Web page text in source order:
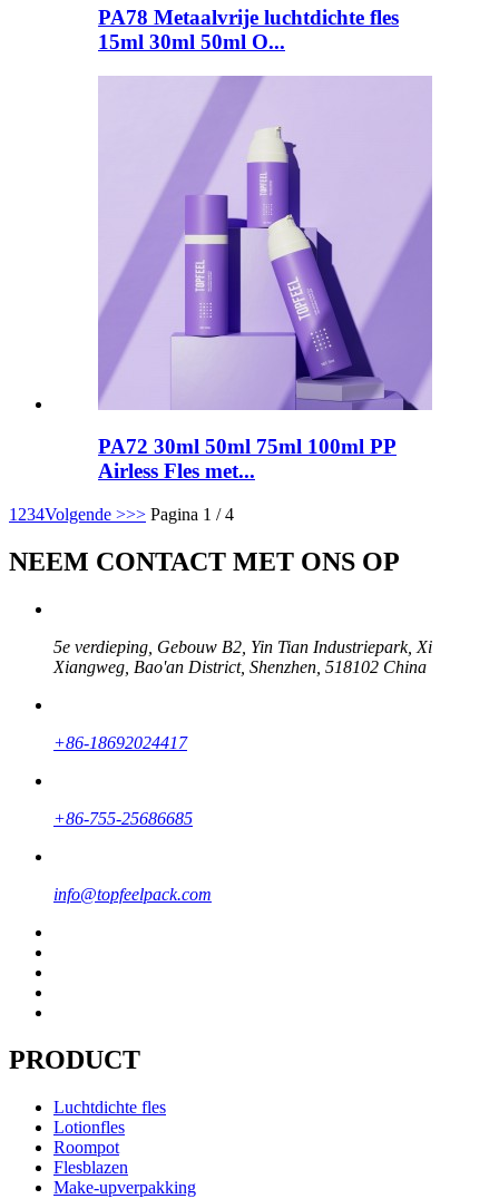
PA78 Metaalvrije luchtdichte fles
15ml 30ml 50ml O...
PA72 30ml 50ml 75ml 100ml PP
Airless Fles met...
1 234Volgende >>> Pagina 1 / 4
NEEM CONTACT MET ONS OP
5e verdieping, Gebouw B2, Yin Tian Industriepark, Xi
Xiangweg, Bao'an District, Shenzhen, 518102 China
+86-18692024417
+86-755-25686685
info@topfeelpack.com
PRODUCT
Luchtdichte fles
Lotionfles
Roompot
Flesblazen
Make-upverpakking